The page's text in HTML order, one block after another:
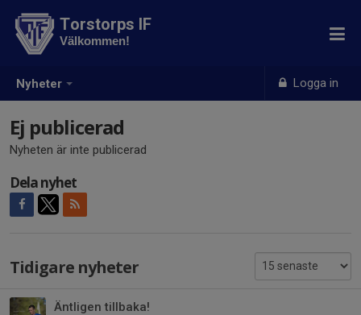
Nyheter Logga in
Torstorps IF
Välkommen!
Ej publicerad
Nyheten är inte publicerad
Dela nyhet
Tidigare nyheter
Äntligen tillbaka!